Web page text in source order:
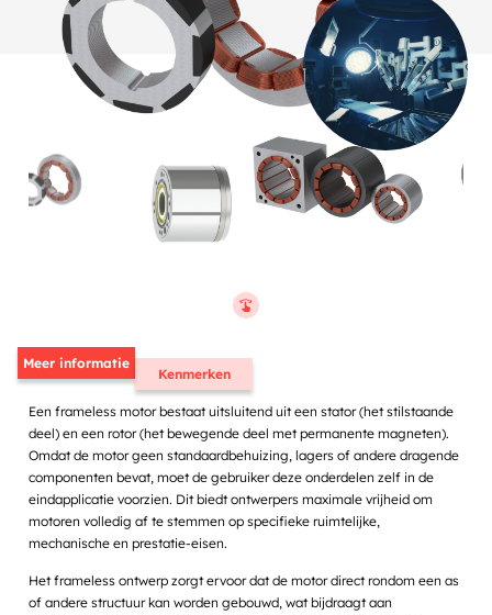
Meer informatie
Kenmerken
Een frameless motor bestaat uitsluitend uit een stator (het stilstaande
deel) en een rotor (het bewegende deel met permanente magneten).
Omdat de motor geen standaardbehuizing, lagers of andere dragende
componenten bevat, moet de gebruiker deze onderdelen zelf in de
eindapplicatie voorzien. Dit biedt ontwerpers maximale vrijheid om
motoren volledig af te stemmen op specifieke ruimtelijke,
mechanische en prestatie-eisen.
Het frameless ontwerp zorgt ervoor dat de motor direct rondom een as
of andere structuur kan worden gebouwd, wat bijdraagt aan